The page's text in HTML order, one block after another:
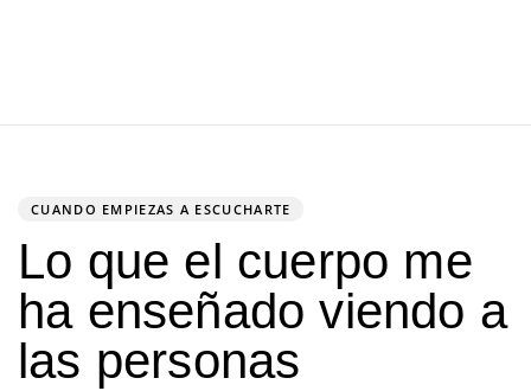
CUANDO EMPIEZAS A ESCUCHARTE
Lo que el cuerpo me
ha enseñado viendo a
las personas